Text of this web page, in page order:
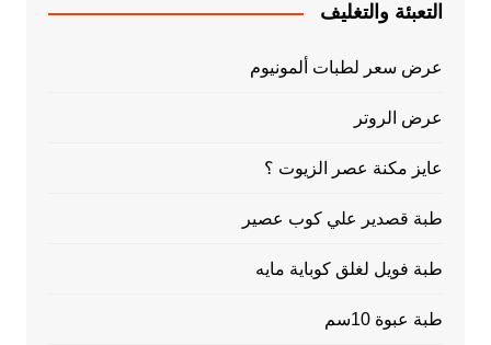
التعبئة والتغليف
عرض سعر لطبات ألمونيوم
عرض الروتر
عايز مكنة عصر الزيوت ؟
طبة قصدير علي كوب عصير
طبة فويل لغلق كوباية مايه
طبة عبوة 10سم